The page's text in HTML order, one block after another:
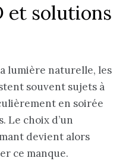
et solutions
lumière naturelle, les
souvent sujets à
en soirée
Le choix d’un
devient alors
ce manque.